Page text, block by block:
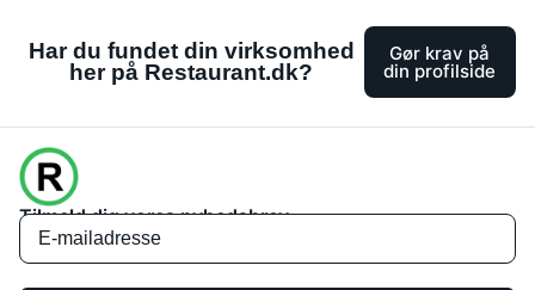
Har du fundet din virksomhed
her på Restaurant.dk?
Gør krav på
din profilside
Tilmeld dig vores nyhedsbrev